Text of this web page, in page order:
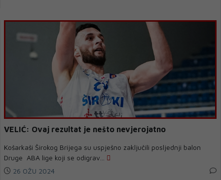
VELIĆ: Ovaj rezultat je nešto nevjerojatno
Košarkaši Širokog Brijega su uspješno zaključili posljednji balon
Druge ABA lige koji se odigrav...
26 OŽU 2024